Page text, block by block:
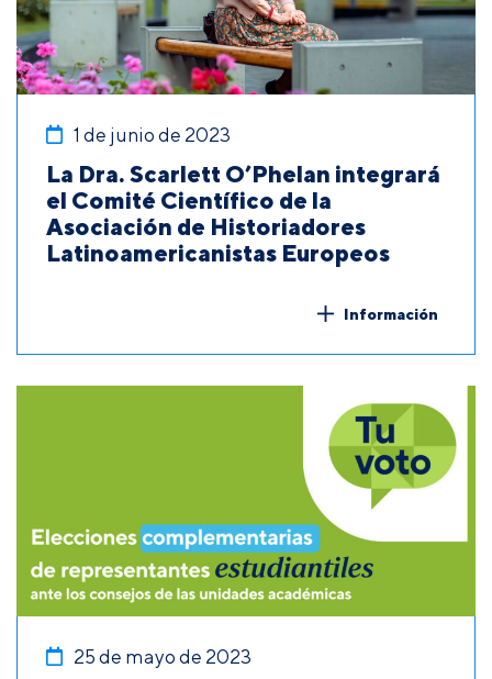
1 de junio de 2023
La Dra. Scarlett O’Phelan integrará
el Comité Científico de la
Asociación de Historiadores
Latinoamericanistas Europeos
Información
25 de mayo de 2023